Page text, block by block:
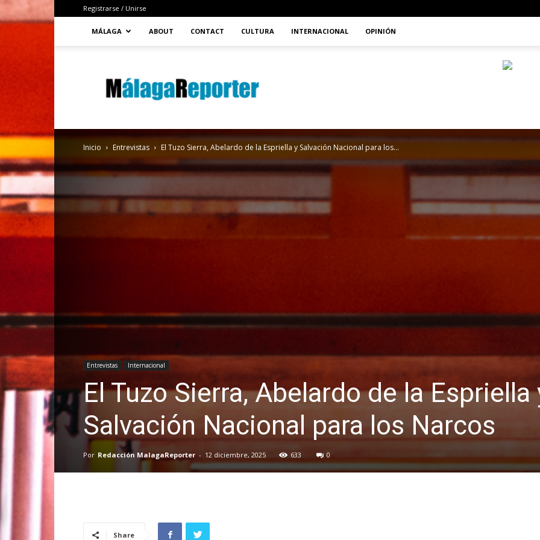
Registrarse / Unirse
MÁLAGA ABOUT CONTACT CULTURA INTERNACIONAL OPINIÓN
Inicio Entrevistas El Tuzo Sierra, Abelardo de la Espriella y Salvación Nacional para los...
Entrevistas Internacional
El Tuzo Sierra, Abelardo de la Espriella
Salvación Nacional para los Narcos
Por Redacción MalagaReporter - 12 diciembre, 2025 633 0
Share